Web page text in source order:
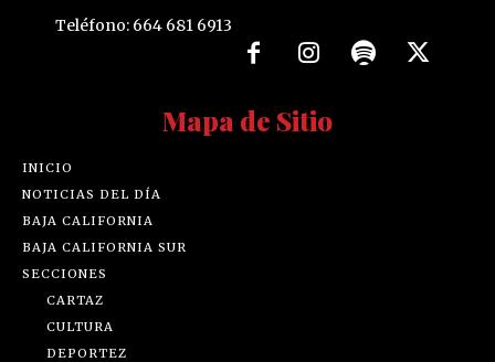
Teléfono: 664 681 6913
Mapa de Sitio
INICIO
NOTICIAS DEL DÍA
BAJA CALIFORNIA
BAJA CALIFORNIA SUR
SECCIONES
CARTAZ
CULTURA
DEPORTEZ